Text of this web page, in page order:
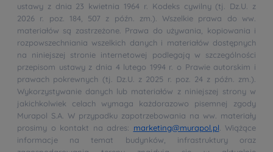
ustawy z dnia 23 kwietnia 1964 r. Kodeks cywilny (tj. Dz.U. z
2026 r. poz. 184, 507 z późn. zm.). Wszelkie prawa do ww.
materiałów są zastrzeżone. Prawa do używania, kopiowania i
rozpowszechniania wszelkich danych i materiałów dostępnych
na niniejszej stronie internetowej podlegają w szczególności
przepisom ustawy z dnia 4 lutego 1994 r. o Prawie autorskim i
prawach pokrewnych (tj. Dz.U. z 2025 r. poz. 24 z późn. zm.).
Wykorzystywanie danych lub materiałów z niniejszej strony w
jakichkolwiek celach wymaga każdorazowo pisemnej zgody
Murapol S.A. W przypadku zapotrzebowania na ww. materiały
prosimy o kontakt na adres: marketing@murapol.pl . Wiążące
informacje na temat budynków, infrastruktury oraz